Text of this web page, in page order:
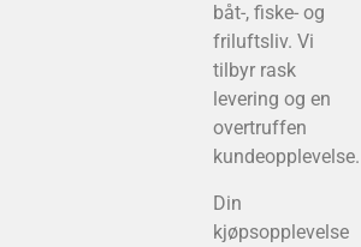
båt-, fiske- og
friluftsliv. Vi
tilbyr rask
levering og en
overtruffen
kundeopplevelse.
Din
kjøpsopplevelse